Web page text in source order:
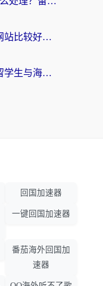
海外看国内电视直播用什么网站比较好？一篇解决你所有追剧难题的实用指南
在国外如何打开中国网站？留学生与海外华人的无缝访问指南
回国加速器
一键回国加速器
番茄海外回国加
速器